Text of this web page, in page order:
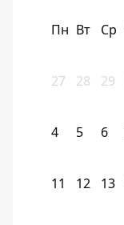
Пн Вт Ср
27 28 29
4 5 6
11 12 13